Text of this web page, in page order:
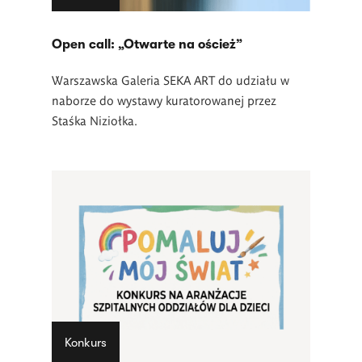
Open call: „Otwarte na oścież”
Warszawska Galeria SEKA ART do udziału w
naborze do wystawy kuratorowanej przez
Staśka Niziołka.
Konkurs